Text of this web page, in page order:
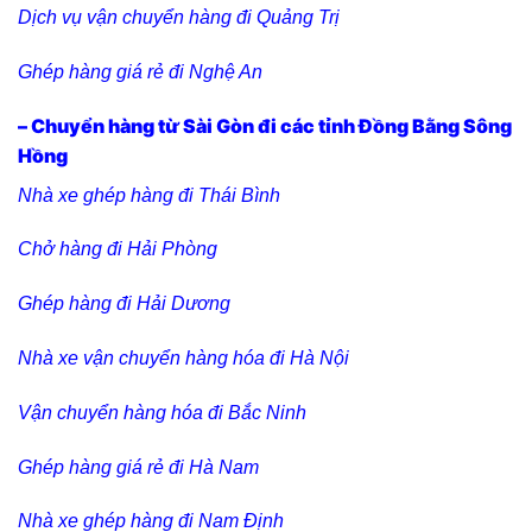
Dịch vụ vận chuyển hàng đi Quảng Trị
Ghép hàng giá rẻ đi Nghệ An
– Chuyển hàng từ Sài Gòn đi các tỉnh Đồng Bằng Sông
Hồng
Nhà xe ghép hàng đi Thái Bình
Chở hàng đi Hải Phòng
Ghép hàng đi Hải Dương
Nhà xe vận chuyển hàng hóa đi Hà Nội
Vận chuyển hàng hóa đi Bắc Ninh
Ghép hàng giá rẻ đi Hà Nam
Nhà xe ghép hàng đi Nam Định